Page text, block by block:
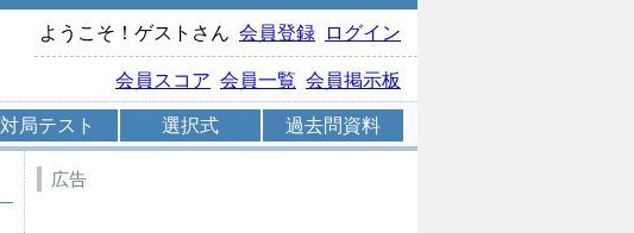
ようこそ！ゲストさん 会員登録 ログイン
会員スコア 会員一覧 会員掲示板
対局テスト 選択式 過去問資料
広告